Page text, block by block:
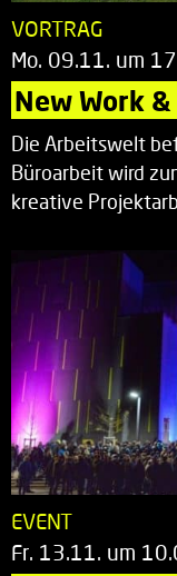
VORTRAG
Mo. 09.11. um
New Work
Die Arbeitswelt
Büroarbeit wird
kreative
EVENT
Fr. 13.11. um